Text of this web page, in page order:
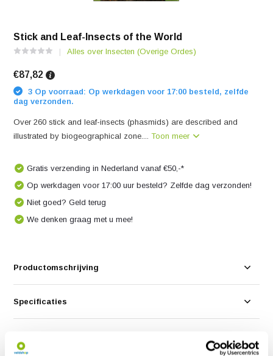
Stick and Leaf-Insects of the World
Alles over Insecten (Overige Ordes)
€87,82
3 Op voorraad: Op werkdagen voor 17:00 besteld, zelfde
dag verzonden.
Over 260 stick and leaf-insects (phasmids) are described and
illustrated by biogeographical zone....Toon meer
Gratis verzending in Nederland vanaf €50,-*
Op werkdagen voor 17:00 uur besteld? Zelfde dag verzonden!
Niet goed? Geld terug
We denken graag met u mee!
Productomschrijving
Specificaties